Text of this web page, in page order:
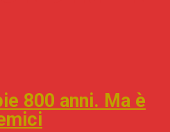
800 anni. Ma è